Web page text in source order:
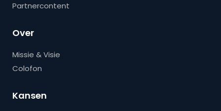
Partnercontent
Over
Missie & Visie
Colofon
Kansen